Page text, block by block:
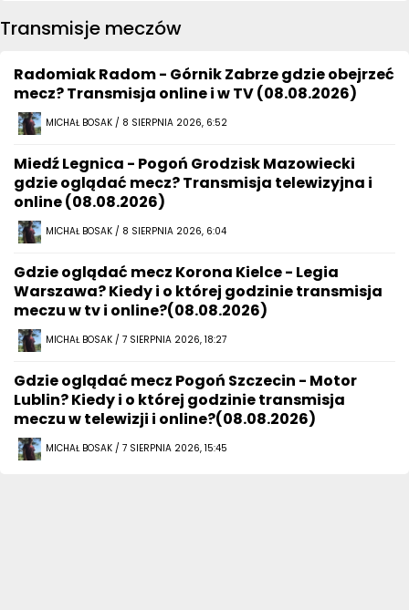
Transmisje meczów
Radomiak Radom - Górnik Zabrze gdzie obejrzeć
mecz? Transmisja online i w TV (08.08.2026)
MICHAŁ BOSAK / 8 SIERPNIA 2026, 6:52
Miedź Legnica - Pogoń Grodzisk Mazowiecki
gdzie oglądać mecz? Transmisja telewizyjna i
online (08.08.2026)
MICHAŁ BOSAK / 8 SIERPNIA 2026, 6:04
Gdzie oglądać mecz Korona Kielce - Legia
Warszawa? Kiedy i o której godzinie transmisja
meczu w tv i online?(08.08.2026)
MICHAŁ BOSAK / 7 SIERPNIA 2026, 18:27
Gdzie oglądać mecz Pogoń Szczecin - Motor
Lublin? Kiedy i o której godzinie transmisja
meczu w telewizji i online?(08.08.2026)
MICHAŁ BOSAK / 7 SIERPNIA 2026, 15:45